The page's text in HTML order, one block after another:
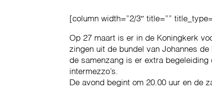
[column width=”2/3″ title=””
Op 27 maart is er in de Koningkerk
zingen uit de bundel van Johannes
de samenzang is er extra begeleiding
intermezzo’s.
De avond begint om 20.00 uur en de